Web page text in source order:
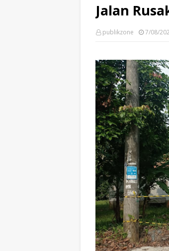
Jalan
publikzone 7/08/